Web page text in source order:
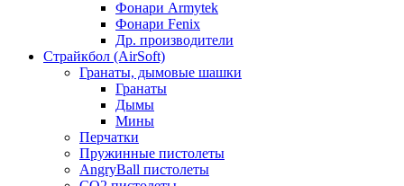
Фонари Armytek
Фонари Fenix
Др. производители
Страйкбол (AirSoft)
Гранаты, дымовые шашки
Гранаты
Дымы
Мины
Перчатки
Пружинные пистолеты
AngryBall пистолеты